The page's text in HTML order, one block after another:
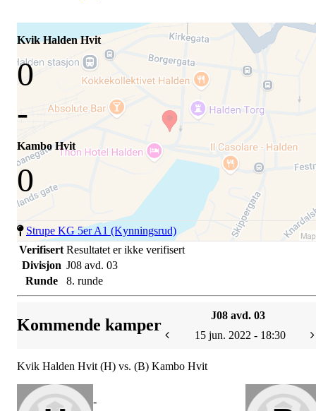
Kvik Halden Hvit
0
-
Kambo Hvit
0
Strupe KG 5er A1 (Kynningsrud)
Verifisert Resultatet er ikke verifisert
Divisjon J08 avd. 03
Runde
8. runde
Kommende kamper
J08 avd. 03
15 jun. 2022 - 18:30
Kvik Halden Hvit (H) vs. (B) Kambo Hvit
-